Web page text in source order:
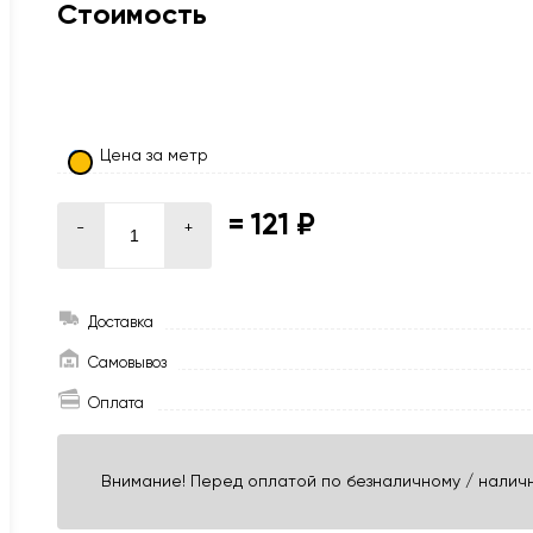
Стоимость
Цена за метр
- + = 121 ₽
Доставка
Самовывоз
Оплата
Внимание! Перед оплатой по безналичному /